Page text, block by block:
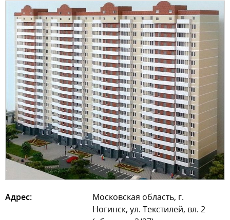
Адрес:
Московская область, г.
Ногинск, ул. Текстилей, вл. 2